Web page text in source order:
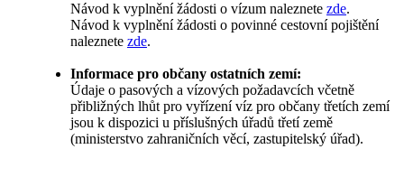
Návod k vyplnění žádosti o vízum naleznete zde.
Návod k vyplnění žádosti o povinné cestovní pojištění
naleznete zde.
Informace pro občany ostatních zemí:
Údaje o pasových a vízových požadavcích včetně
přibližných lhůt pro vyřízení víz pro občany třetích zemí
jsou k dispozici u příslušných úřadů třetí země
(ministerstvo zahraničních věcí, zastupitelský úřad).